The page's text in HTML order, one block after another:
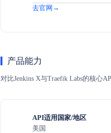
去官网→
产品能力
对比Jenkins X与Traefik Labs的核心
API适用国家/地区
美国